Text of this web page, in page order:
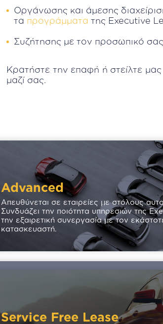
Οργάνωσης και άμεσης
τα προγράμματα της Executive
Συζήτησης με τον προσωπικό
Κρατήστε την επαφή ή στείλτε
μαζί σας.
Advanced
Απευθύνεται σε εταιρείες με στόλους
Συνδυάζει την ποιότητα υπηρεσιών της
την εξαιρετική συνεργασία με τον
κατασκευαστή.
Service Free Lease